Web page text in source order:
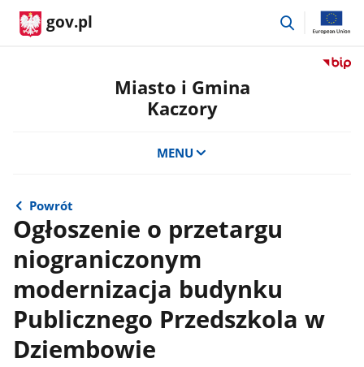
gov.pl
przejdź
Przejdź
Miasto i Gmina
Kaczory
MENU
Powrót
Ogłoszenie o przetargu
niograniczonym
modernizacja budynku
Publicznego Przedszkola w
Dziembowie